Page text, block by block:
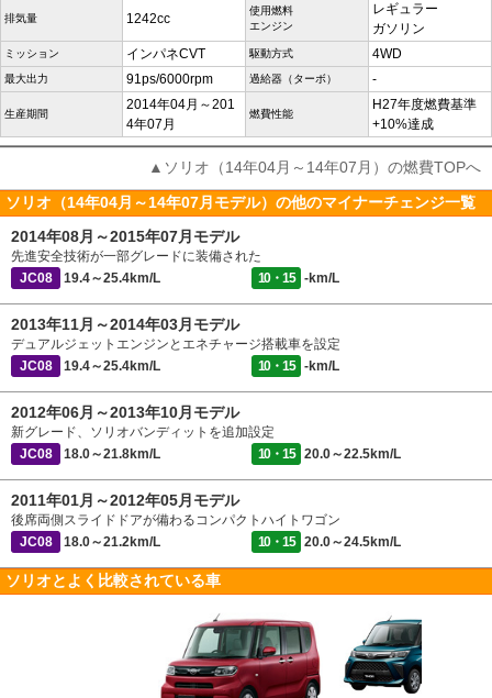
排気量 1242cc
使用燃料
エンジン
レギュラー
ガソリン
ミッション インパネCVT 駆動方式 4WD
最大出力 91ps/6000rpm 過給器（ターボ） -
生産期間
2014年04月～201
4年07月
燃費性能
H27年度燃費基準
+10%達成
▲ソリオ（14年04月～14年07月）の燃費TOPへ
ソリオ（14年04月～14年07月モデル）の他のマイナーチェンジ一覧
2014年08月～2015年07月モデル
先進安全技術が一部グレードに装備された
JC08
19.4～25.4km/L 10・15 -km/L
2013年11月～2014年03月モデル
デュアルジェットエンジンとエネチャージ搭載車を設定
JC08
19.4～25.4km/L 10・15 -km/L
2012年06月～2013年10月モデル
新グレード、ソリオバンディットを追加設定
JC08
18.0～21.8km/L 10・15 20.0～22.5km/L
2011年01月～2012年05月モデル
後席両側スライドドアが備わるコンパクトハイトワゴン
JC08
18.0～21.2km/L 10・15 20.0～24.5km/L
ソリオとよく比較されている車